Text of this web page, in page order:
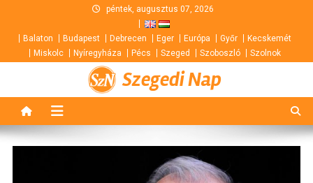
content
péntek, augusztus 07, 2026
Balaton Budapest Debrecen Eger Európa Győr
Kecskemét
Miskolc
Nyíregyháza Pécs Szeged Szoboszló Szolnok
Szegedi Nap